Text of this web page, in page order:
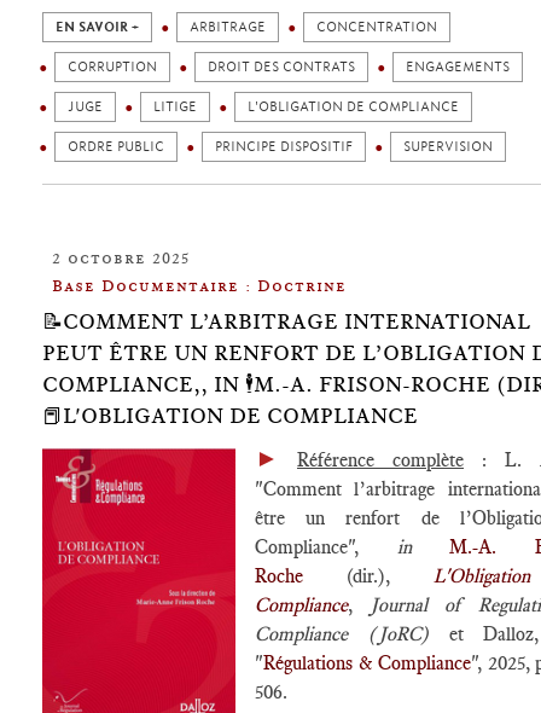
EN SAVOIR + ARBITRAGE CONCENTRATION
CORRUPTION DROIT DES CONTRATS ENGAGEMENTS
JUGE LITIGE L'OBLIGATION DE COMPLIANCE
ORDRE PUBLIC PRINCIPE DISPOSITIF SUPERVISION
2 octobre 2025
Base Documentaire : Doctrine
📝COMMENT L’ARBITRAGE INTERNATIONAL
PEUT ÊTRE UN RENFORT DE L’OBLIGATION
COMPLIANCE,, IN 🕴️M.-A. FRISON-ROCHE
📕L'OBLIGATION DE COMPLIANCE
► Référence complète : L.
"Comment l’arbitrage
être un renfort de
Compliance", inM.-A.
Roche (dir.),
Compliance,
Journal of
Compliance (JoRC)et
"Régulations & Compliance", 2025,
506.